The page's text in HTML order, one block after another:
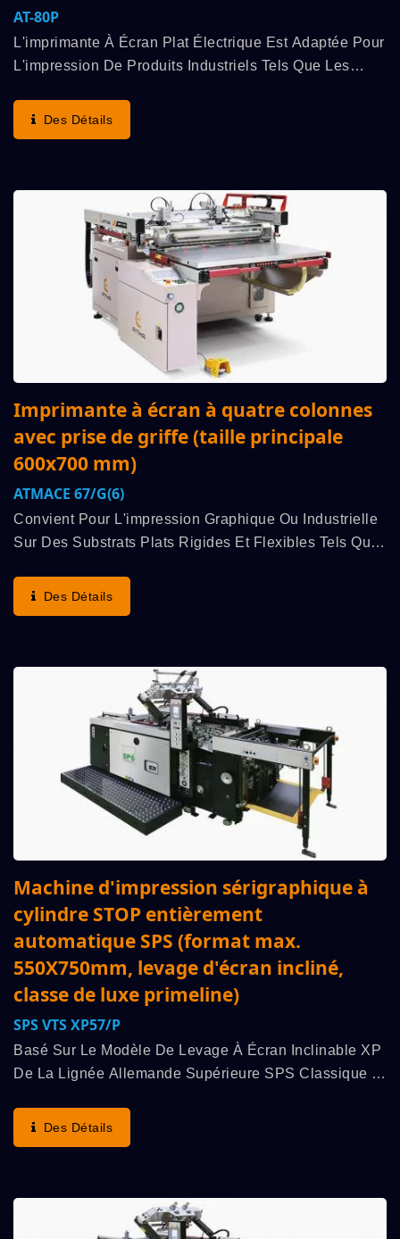
AT-80P
L'imprimante À Écran Plat Électrique Est Adaptée Pour
L'impression De Produits Industriels Tels Que Les
Flexibles (FPC), Les Plaques Signalétiques,...
Des Détails
Imprimante à écran à quatre colonnes
avec prise de griffe (taille principale
600x700 mm)
ATMACE 67/G(6)
Convient Pour L'impression Graphique Ou Industrielle
Sur Des Substrats Plats Rigides Et Flexibles Tels Que
Publicitaires Ou Les Décalcomanies, Les Étuis...
Des Détails
Machine d'impression sérigraphique à
cylindre STOP entièrement
automatique SPS (format max.
550X750mm, levage d'écran incliné,
classe de luxe primeline)
SPS VTS XP57/p
Basé Sur Le Modèle De Levage À Écran Inclinable XP
De La Lignée Allemande Supérieure SPS Classique :
(avantages : Vitesse De Fonctionnement La Plus...
Des Détails